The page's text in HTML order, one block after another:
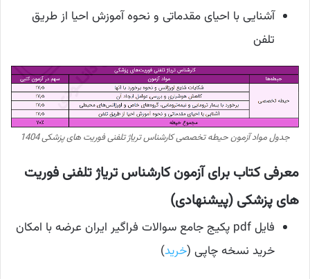
آشنایی با احیای مقدماتی و نحوه آموزش احیا از طریق
تلفن
جدول مواد آزمون حیطه تخصصی کارشناس تریاژ تلفنی فوریت های پزشکی 1404
معرفی کتاب برای آزمون کارشناس تریاژ تلفنی فوریت
های پزشکی (پیشنهادی)
فایل pdf پکیج جامع سوالات فراگیر ایران عرضه با امکان
خرید نسخه چاپی (خرید)